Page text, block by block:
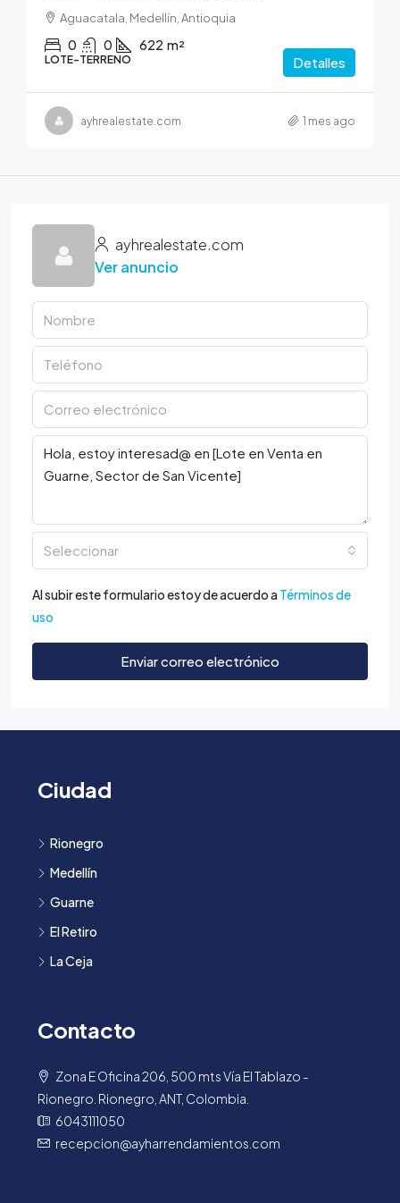
Aguacatala, Medellín, Antioquia
0 0 622 m²
LOTE-TERRENO Detalles
ayhrealestate.com 1 mes ago
ayhrealestate.com
Ver anuncio
Seleccionar
Al subir este formulario estoy de acuerdo a Términos de
uso
Enviar correo electrónico
Ciudad
Rionegro
Medellín
Guarne
El Retiro
La Ceja
Contacto
Zona E Oficina 206, 500 mts Vía El Tablazo -
Rionegro. Rionegro, ANT, Colombia.
6043111050
recepcion@ayharrendamientos.com